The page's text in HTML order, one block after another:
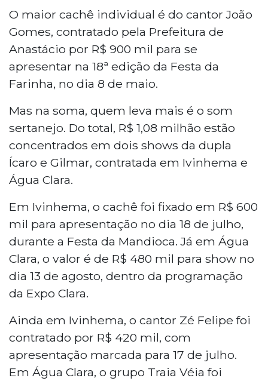
O maior cachê individual é do cantor João
Gomes, contratado pela Prefeitura de
Anastácio por R$ 900 mil para se
apresentar na 18ª edição da Festa da
Farinha, no dia 8 de maio.
Mas na soma, quem leva mais é o som
sertanejo. Do total, R$ 1,08 milhão estão
concentrados em dois shows da dupla
Ícaro e Gilmar, contratada em Ivinhema e
Água Clara.
Em Ivinhema, o cachê foi fixado em R$ 600
mil para apresentação no dia 18 de julho,
durante a Festa da Mandioca. Já em Água
Clara, o valor é de R$ 480 mil para show no
dia 13 de agosto, dentro da programação
da Expo Clara.
Ainda em Ivinhema, o cantor Zé Felipe foi
contratado por R$ 420 mil, com
apresentação marcada para 17 de julho.
Em Água Clara, o grupo Traia Véia foi